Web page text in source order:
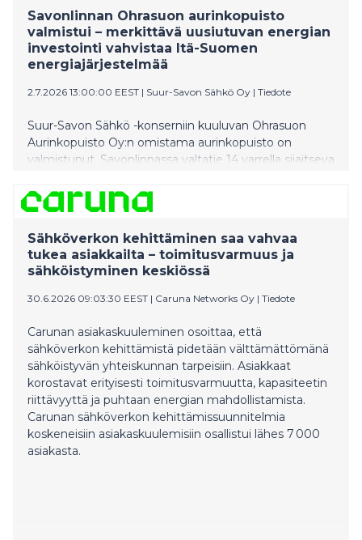
Savonlinnan Ohrasuon aurinkopuisto
valmistui – merkittävä uusiutuvan energian
investointi vahvistaa Itä-Suomen
energiajärjestelmää
2.7.2026 13:00:00 EEST | Suur-Savon Sähkö Oy | Tiedote
Suur-Savon Sähkö -konserniin kuuluvan Ohrasuon
Aurinkopuisto Oy:n omistama aurinkopuisto on
valmistunut. Savonlinnassa valtatie 14 varrella sijaitseva
Suomen ensimmäisistä teollisen mittaluokan
aurinkovoimaloista ja merkittävä askel yhtiön
Sähköverkon kehittäminen saa vahvaa
tukea asiakkailta – toimitusvarmuus ja
sähköistyminen keskiössä
30.6.2026 09:03:30 EEST | Caruna Networks Oy | Tiedote
Carunan asiakaskuuleminen osoittaa, että
sähköverkon kehittämistä pidetään välttämättömänä
sähköistyvän yhteiskunnan tarpeisiin. Asiakkaat
korostavat erityisesti toimitusvarmuutta, kapasiteetin
riittävyyttä ja puhtaan energian mahdollistamista.
Carunan sähköverkon kehittämissuunnitelmia
koskeneisiin asiakaskuulemisiin osallistui lähes 7 000
asiakasta.